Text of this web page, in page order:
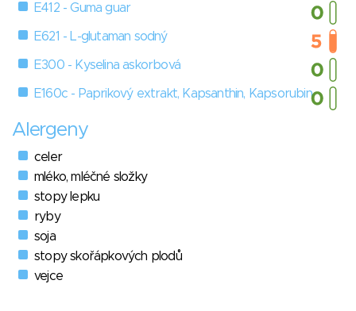
E412 - Guma guar
E621 - L-glutaman sodný
E300 - Kyselina askorbová
E160c - Paprikový extrakt, Kapsanthin, Kapsorubin
Alergeny
celer
mléko, mléčné složky
stopy lepku
ryby
soja
stopy skořápkových plodů
vejce